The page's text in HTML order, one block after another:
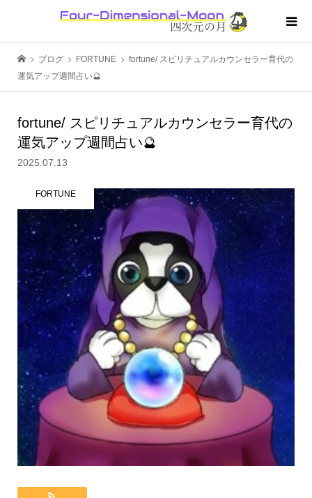
ブログ FORTUNE
fortune/ スピリチュアルカウンセラー育代の
運気アップ週間占い🔮
fortune/ スピリチュアルカウンセラー育代の
運気アップ週間占い🔮
2025.07.13
FORTUNE